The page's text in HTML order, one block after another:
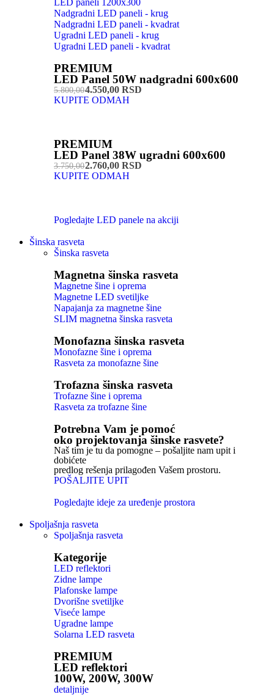
LED paneli 1200x300
Nadgradni LED paneli - krug
Nadgradni LED paneli - kvadrat
Ugradni LED paneli - krug
Ugradni LED paneli - kvadrat
PREMIUM
LED Panel 50W nadgradni 600x600
5.800,004.550,00 RSD
KUPITE ODMAH
PREMIUM
LED Panel 38W ugradni 600x600
3.750,002.760,00 RSD
KUPITE ODMAH
Pogledajte LED panele na akciji
Šinska rasveta
Šinska rasveta
Magnetna šinska rasveta
Magnetne šine i oprema
Magnetne LED svetiljke
Napajanja za magnetne šine
SLIM magnetna šinska rasveta
Monofazna šinska rasveta
Monofazne šine i oprema
Rasveta za monofazne šine
Trofazna šinska rasveta
Trofazne šine i oprema
Rasveta za trofazne šine
Potrebna Vam je pomoć
oko projektovanja šinske rasvete?
Naš tim je tu da pomogne – pošaljite nam upit i
dobićete
predlog rešenja prilagođen Vašem prostoru.
POŠALJITE UPIT
Pogledajte ideje za uređenje prostora
Spoljašnja rasveta
Spoljašnja rasveta
Kategorije
LED reflektori
Zidne lampe
Plafonske lampe
Dvorišne svetiljke
Viseće lampe
Ugradne lampe
Solarna LED rasveta
PREMIUM
LED reflektori
100W, 200W, 300W
detaljnije